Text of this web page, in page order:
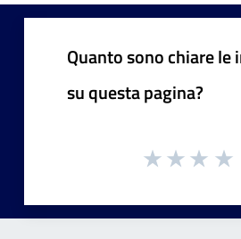
Quanto sono chiare
su questa pagina?